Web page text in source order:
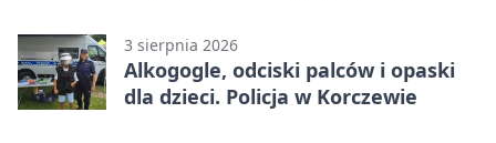
3 sierpnia 2026
Alkogogle, odciski palców i opaski
dla dzieci. Policja w Korczewie